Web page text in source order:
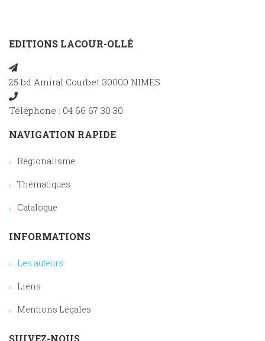
EDITIONS LACOUR-OLLÉ
25 bd Amiral Courbet 30000 NIMES
Téléphone : 04 66 67 30 30
NAVIGATION RAPIDE
Régionalisme
Thématiques
Catalogue
INFORMATIONS
Les auteurs
Liens
Mentions Légales
SUIVEZ-NOUS